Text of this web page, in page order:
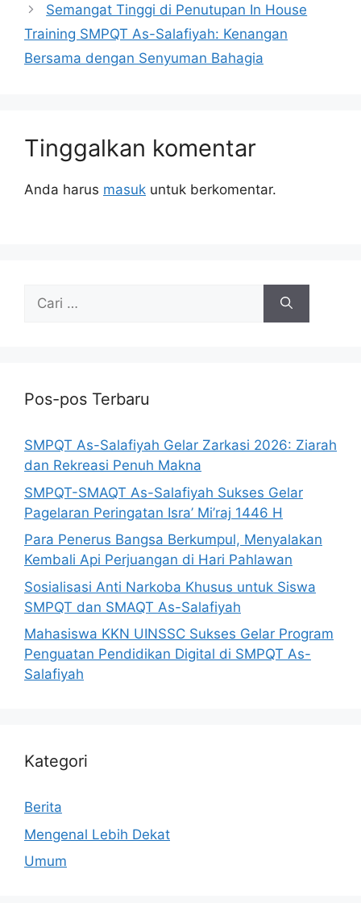
Semangat Tinggi di Penutupan In House
Training SMPQT As-Salafiyah: Kenangan
Bersama dengan Senyuman Bahagia
Tinggalkan komentar
Anda harus masuk untuk berkomentar.
Pos-pos Terbaru
SMPQT As-Salafiyah Gelar Zarkasi 2026: Ziarah
dan Rekreasi Penuh Makna
SMPQT-SMAQT As-Salafiyah Sukses Gelar
Pagelaran Peringatan Isra’ Mi’raj 1446 H
Para Penerus Bangsa Berkumpul, Menyalakan
Kembali Api Perjuangan di Hari Pahlawan
Sosialisasi Anti Narkoba Khusus untuk Siswa
SMPQT dan SMAQT As-Salafiyah
Mahasiswa KKN UINSSC Sukses Gelar Program
Penguatan Pendidikan Digital di SMPQT As-
Salafiyah
Kategori
Berita
Mengenal Lebih Dekat
Umum